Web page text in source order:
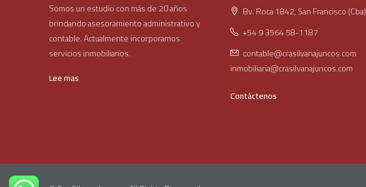
Somos un estudio con más de 20 años
brindando asesoramiento administrativo y
contable. Actualmente incorporamos
servicios inmobiliarios.
Lee mas
Bv. Roca 1842, San Francisco (Cba)
+54 9 3564 58-1187
contable@crasilvanajuncos.com
inmobiliaria@crasilvanajuncos.com
Contáctenos